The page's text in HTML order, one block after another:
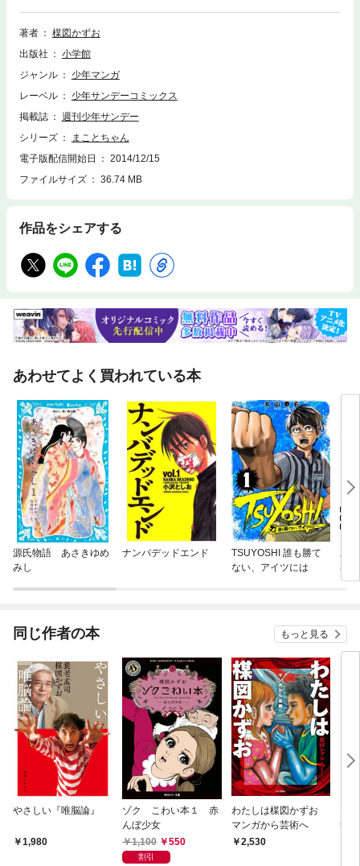
著者
楳図かずお
出版社
小学館
ジャンル
少年マンガ
レーベル
少年サンデーコミックス
掲載誌
週刊少年サンデー
シリーズ
まことちゃん
電子版配信開始日
2014/12/15
ファイルサイズ
36.74 MB
作品をシェアする
あわせてよく買われている本
源氏物語 あさきゆめ
みし
ナンバデッドエンド
TSUYOSHI 誰も勝て
ない、アイツには
バ
界
ま
同じ作者の本 もっと見る
やさしい『唯脳論』
1,980
ゾク こわい本１ 赤
んぼ少女
1,100
550
割引
わたしは楳図かずお
マンガから芸術へ
2,530
5年